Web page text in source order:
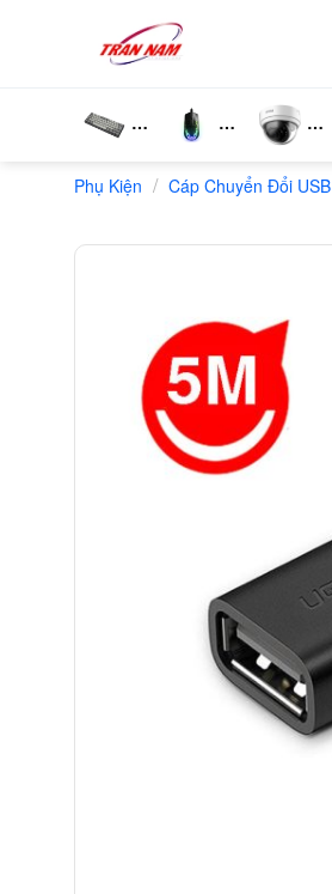
Phím
Wifi
Phụ Kiện / Cáp Chuyển Đổi USB